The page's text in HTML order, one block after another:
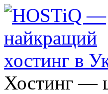
Хостинг —